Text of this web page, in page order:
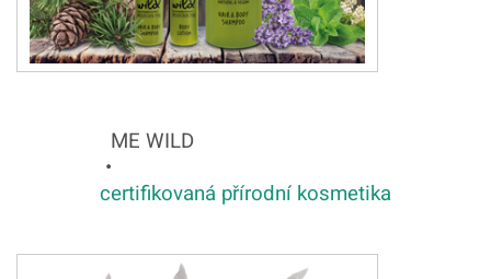
ME WILD
•
certifikovaná přírodní kosmetika